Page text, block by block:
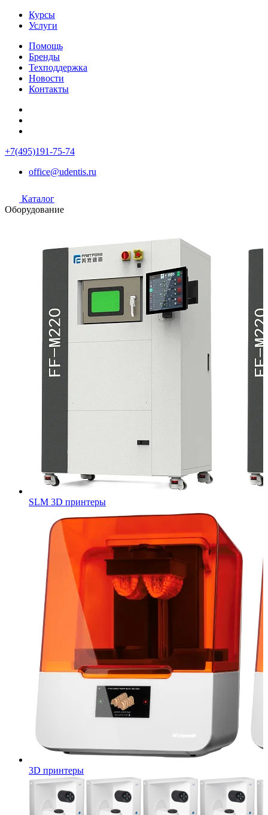
Курсы
Услуги
Помощь
Бренды
Техподдержка
Новости
Контакты
+7(495)191-75-74
office@udentis.ru
Каталог
Оборудование
SLM 3D принтеры
3D принтеры